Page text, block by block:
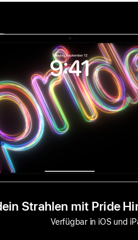
Strahlen mit Pride
Verfügbar in iOS und